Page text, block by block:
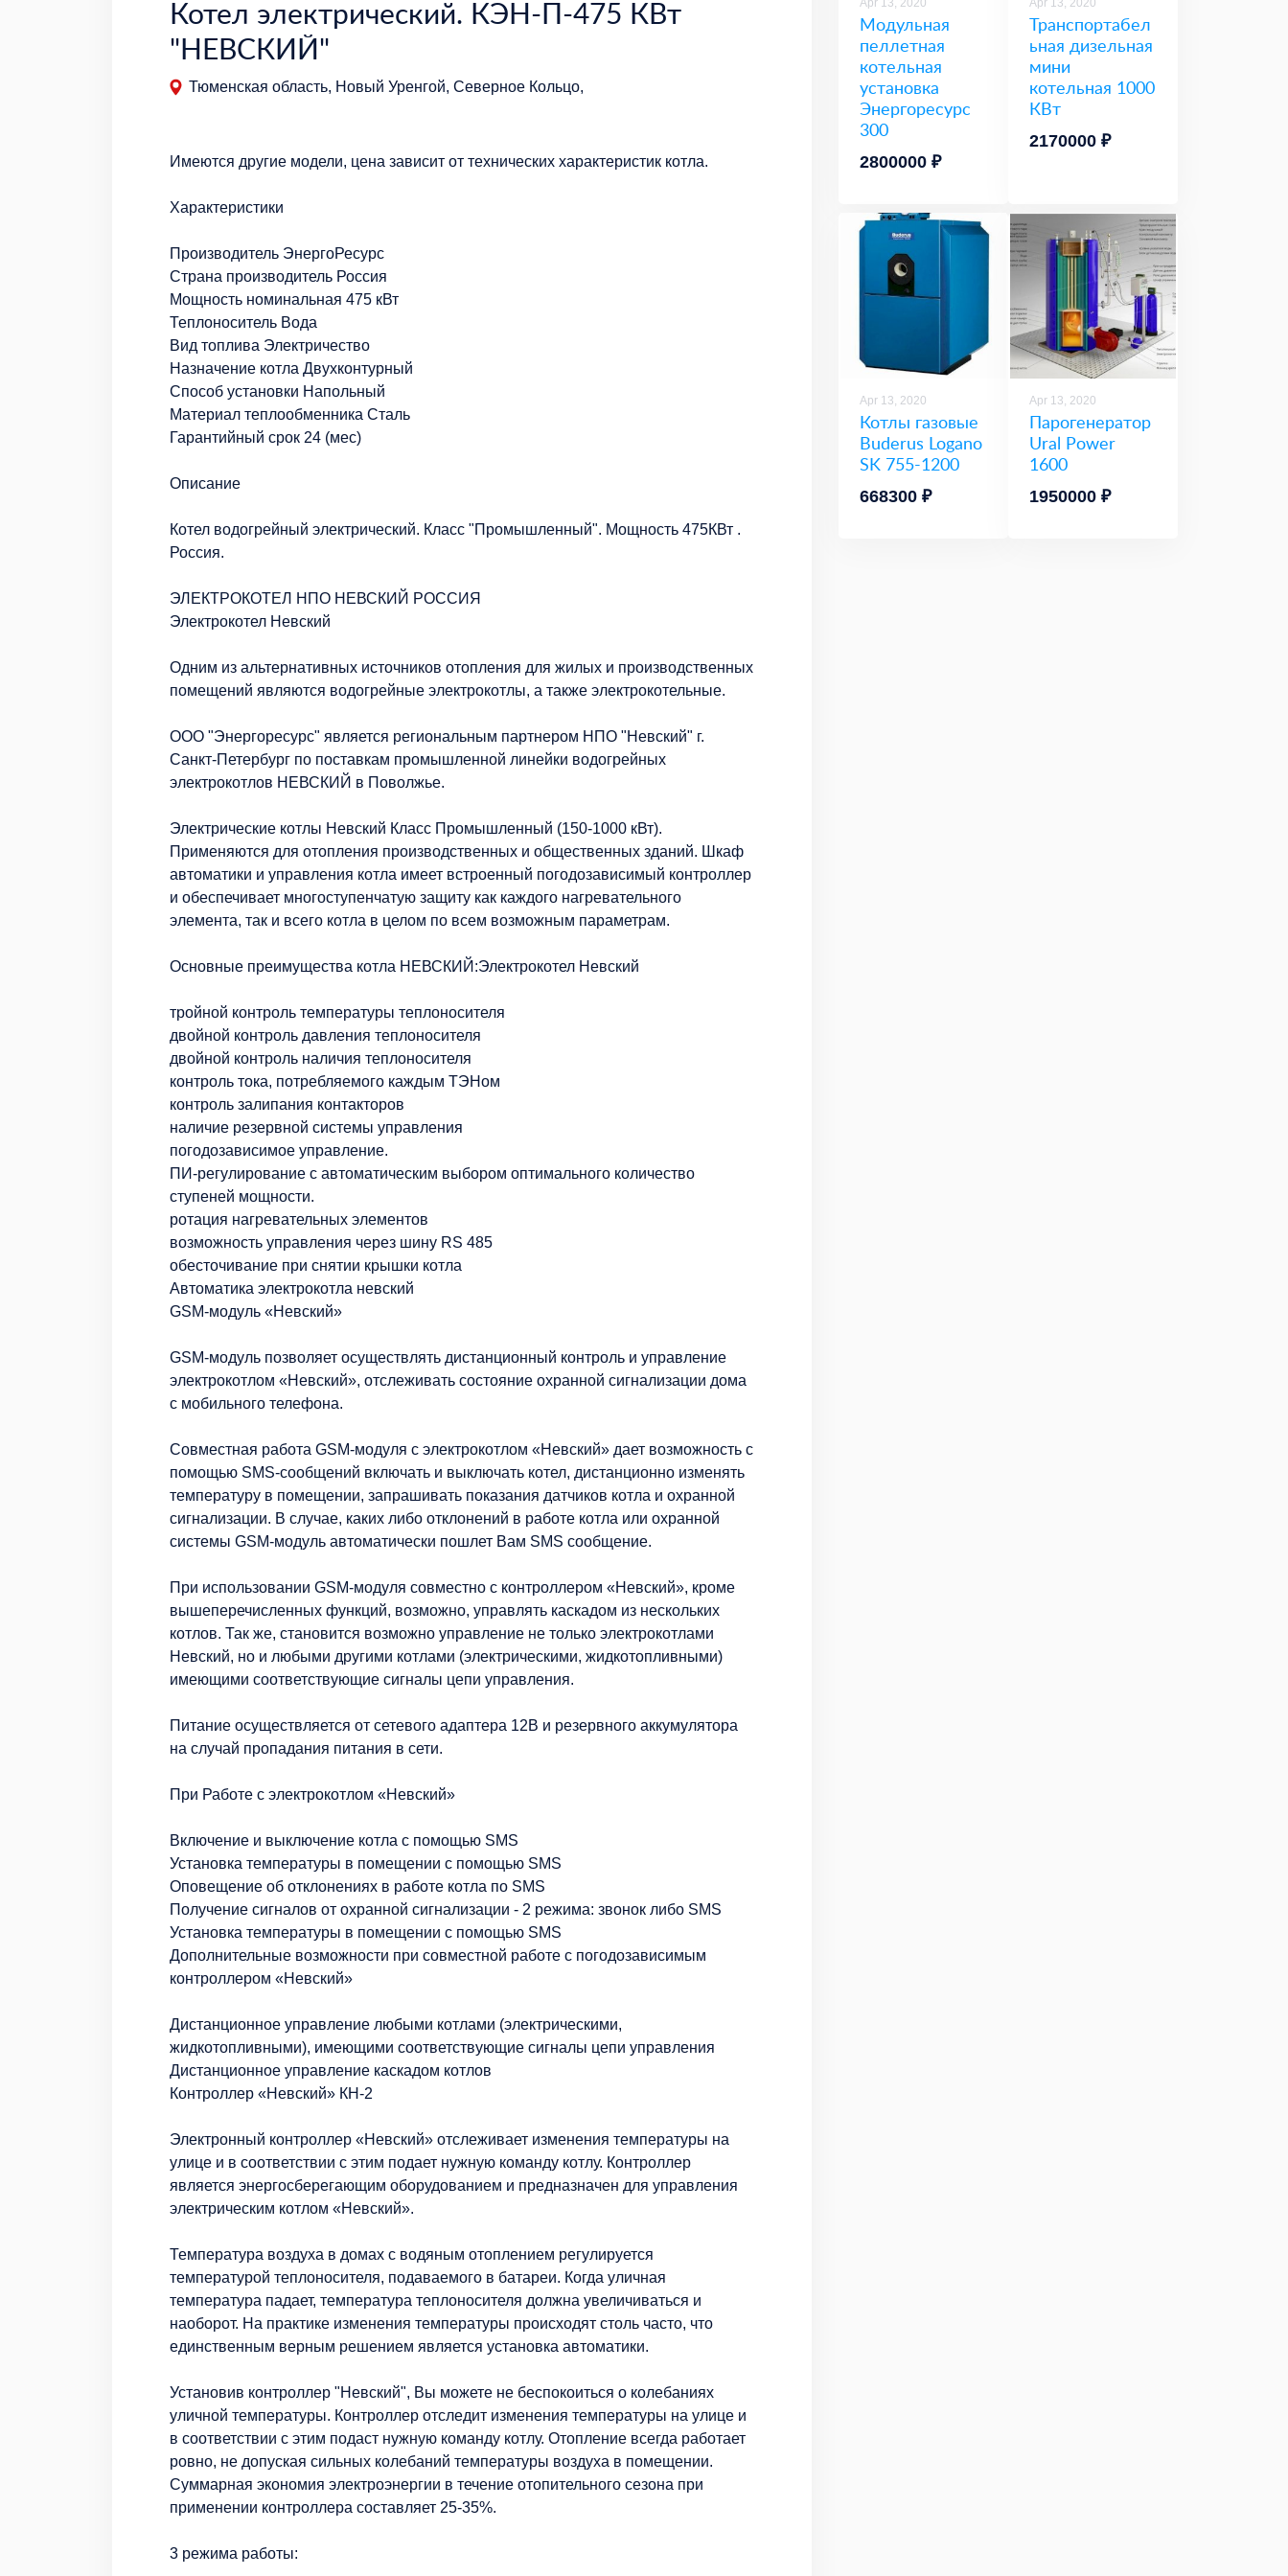
Котел электрический. КЭН-П-475 КВт
"НЕВСКИЙ"
Тюменская область, Новый Уренгой, Северное Кольцо,
Имеются другие модели, цена зависит от технических характеристик котла.
Характеристики
Производитель ЭнергоРесурс
Страна производитель Россия
Мощность номинальная 475 кВт
Теплоноситель Вода
Вид топлива Электричество
Назначение котла Двухконтурный
Способ установки Напольный
Материал теплообменника Сталь
Гарантийный срок 24 (мес)
Описание
Котел водогрейный электрический. Класс "Промышленный". Мощность 475КВт .
Россия.
ЭЛЕКТРОКОТЕЛ НПО НЕВСКИЙ РОССИЯ
Электрокотел Невский
Одним из альтернативных источников отопления для жилых и производственных
помещений являются водогрейные электрокотлы, а также электрокотельные.
ООО "Энергоресурс" является региональным партнером НПО "Невский" г.
Санкт-Петербург по поставкам промышленной линейки водогрейных
электрокотлов НЕВСКИЙ в Поволжье.
Электрические котлы Невский Класс Промышленный (150-1000 кВт).
Применяются для отопления производственных и общественных зданий. Шкаф
автоматики и управления котла имеет встроенный погодозависимый контроллер
и обеспечивает многоступенчатую защиту как каждого нагревательного
элемента, так и всего котла в целом по всем возможным параметрам.
Основные преимущества котла НЕВСКИЙ:Электрокотел Невский
тройной контроль температуры теплоносителя
двойной контроль давления теплоносителя
двойной контроль наличия теплоносителя
контроль тока, потребляемого каждым ТЭНом
контроль залипания контакторов
наличие резервной системы управления
погодозависимое управление.
ПИ-регулирование с автоматическим выбором оптимального количество
ступеней мощности.
ротация нагревательных элементов
возможность управления через шину RS 485
обесточивание при снятии крышки котла
Автоматика электрокотла невский
GSM-модуль «Невский»
GSM-модуль позволяет осуществлять дистанционный контроль и управление
электрокотлом «Невский», отслеживать состояние охранной сигнализации дома
с мобильного телефона.
Совместная работа GSM-модуля с электрокотлом «Невский» дает возможность с
помощью SMS-сообщений включать и выключать котел, дистанционно изменять
температуру в помещении, запрашивать показания датчиков котла и охранной
сигнализации. В случае, каких либо отклонений в работе котла или охранной
системы GSM-модуль автоматически пошлет Вам SMS сообщение.
При использовании GSM-модуля совместно с контроллером «Невский», кроме
вышеперечисленных функций, возможно, управлять каскадом из нескольких
котлов. Так же, становится возможно управление не только электрокотлами
Невский, но и любыми другими котлами (электрическими, жидкотопливными)
имеющими соответствующие сигналы цепи управления.
Питание осуществляется от сетевого адаптера 12В и резервного аккумулятора
на случай пропадания питания в сети.
При Работе с электрокотлом «Невский»
Включение и выключение котла с помощью SMS
Установка температуры в помещении с помощью SMS
Оповещение об отклонениях в работе котла по SMS
Получение сигналов от охранной сигнализации - 2 режима: звонок либо SMS
Установка температуры в помещении с помощью SMS
Дополнительные возможности при совместной работе с погодозависимым
контроллером «Невский»
Дистанционное управление любыми котлами (электрическими,
жидкотопливными), имеющими соответствующие сигналы цепи управления
Дистанционное управление каскадом котлов
Контроллер «Невский» КН-2
Электронный контроллер «Невский» отслеживает изменения температуры на
улице и в соответствии с этим подает нужную команду котлу. Контроллер
является энергосберегающим оборудованием и предназначен для управления
электрическим котлом «Невский».
Температура воздуха в домах с водяным отоплением регулируется
температурой теплоносителя, подаваемого в батареи. Когда уличная
температура падает, температура теплоносителя должна увеличиваться и
наоборот. На практике изменения температуры происходят столь часто, что
единственным верным решением является установка автоматики.
Установив контроллер "Невский", Вы можете не беспокоиться о колебаниях
уличной температуры. Контроллер отследит изменения температуры на улице и
в соответствии с этим подаст нужную команду котлу. Отопление всегда работает
ровно, не допуская сильных колебаний температуры воздуха в помещении.
Суммарная экономия электроэнергии в течение отопительного сезона при
применении контроллера составляет 25-35%.
3 режима работы:
Apr 13, 2020
Модульная
пеллетная
котельная
установка
Энергоресурс
300
2800000 ₽
Apr 13, 2020
Транспортабел
ьная дизельная
мини
котельная 1000
КВт
2170000 ₽
Apr 13, 2020
Котлы газовые
Buderus Logano
SK 755-1200
668300 ₽
Apr 13, 2020
Парогенератор
Ural Power
1600
1950000 ₽